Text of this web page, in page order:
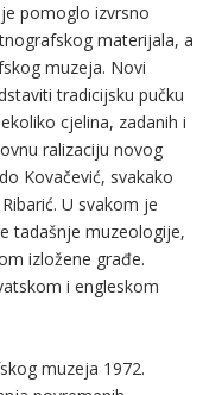
pomoglo izvrsno
materijala, a
muzeja. Novi
tradicijsku pučku
cjelina, zadanih i
ralizaciju novog
Kovačević, svakako
U svakom je
tadašnje muzeologije,
izložene građe.
i engleskom
muzeja 1972.